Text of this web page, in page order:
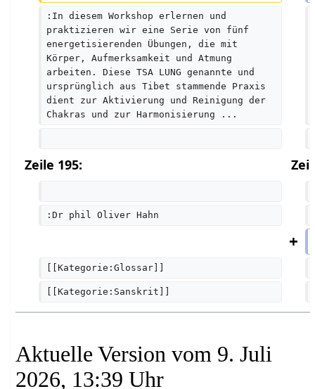
:In diesem Workshop erlernen und
praktizieren wir eine Serie von fünf
energetisierenden Übungen, die mit
Körper, Aufmerksamkeit und Atmung
arbeiten. Diese TSA LUNG genannte und
ursprünglich aus Tibet stammende Praxis
dient zur Aktivierung und Reinigung der
Chakras und zur Harmonisierung ...
Zeile 195:
:Dr phil Oliver Hahn
[[Kategorie:Glossar]]
[[Kategorie:Sanskrit]]
Aktuelle Version vom 9. Juli
2026, 13:39 Uhr